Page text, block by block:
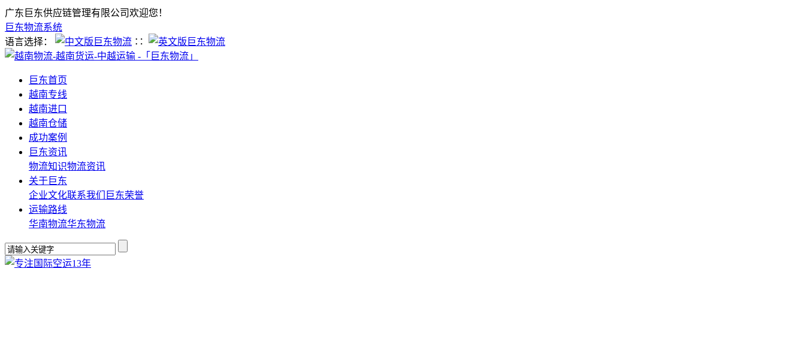
广东巨东供应链管理有限公司欢迎您！
巨东物流系统
语言选择：
∷
巨东首页
越南专线
越南进口
越南仓储
成功案例
巨东资讯
物流知识物流资讯
关于巨东
企业文化联系我们 巨东荣誉
运输路线
华南物流华东物流